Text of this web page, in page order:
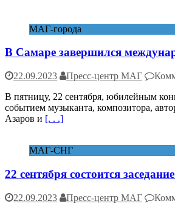
МАГ-города
В Самаре завершился
22.09.2023 Пресс-центр МАГ
В пятницу, 22 сентября, юбилейным
событием музыканта, композитора,
Азаров и [. . .]
МАГ-СНГ
22 сентября состоится
22.09.2023 Пресс-центр МАГ